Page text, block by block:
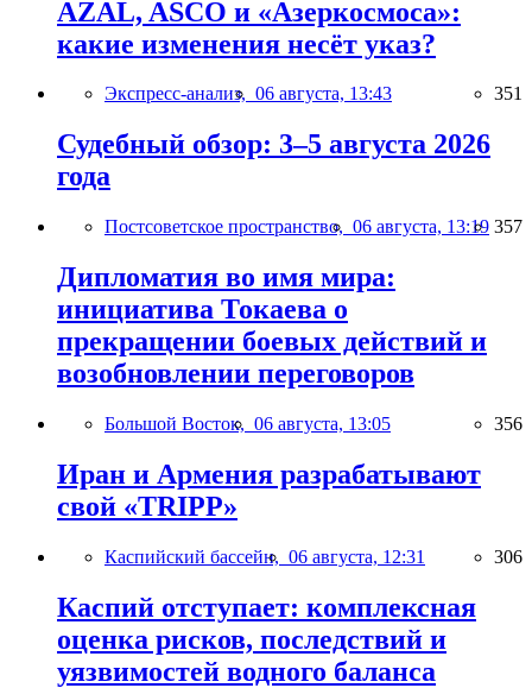
AZAL, ASCO и «Азеркосмоса»:
какие изменения несёт указ?
Экспресс-анализ, 06 августа, 13:43 351
Судебный обзор: 3–5 августа 2026
года
Постсоветское пространство, 06 августа, 13:19 357
Дипломатия во имя мира:
инициатива Токаева о
прекращении боевых действий и
возобновлении переговоров
Большой Восток, 06 августа, 13:05 356
Иран и Армения разрабатывают
свой «TRIPP»
Каспийский бассейн, 06 августа, 12:31 306
Каспий отступает: комплексная
оценка рисков, последствий и
уязвимостей водного баланса